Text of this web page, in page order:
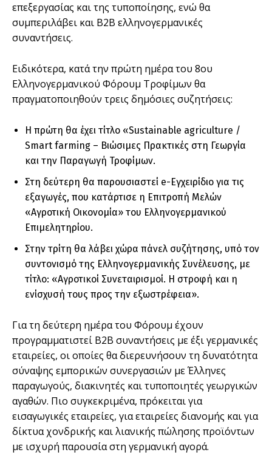
επεξεργασίας και της τυποποίησης, ενώ θα
συμπεριλάβει και Β2Β ελληνογερμανικές
συναντήσεις.
Ειδικότερα, κατά την πρώτη ημέρα του 8ου
Ελληνογερμανικού Φόρουμ Τροφίμων θα
πραγματοποιηθούν τρεις δημόσιες συζητήσεις:
Η πρώτη θα έχει τίτλο «Sustainable agriculture /
Smart farming – Βιώσιμες Πρακτικές στη Γεωργία
και την Παραγωγή Τροφίμων.
Στη δεύτερη θα παρουσιαστεί e-Εγχειρίδιο για τις
εξαγωγές, που κατάρτισε η Επιτροπή Μελών
«Αγροτική Οικονομία» του Ελληνογερμανικού
Επιμελητηρίου.
Στην τρίτη θα λάβει χώρα πάνελ συζήτησης, υπό τον
συντονισμό της Ελληνογερμανικής Συνέλευσης, με
τίτλο: «Αγροτικοί Συνεταιρισμοί. Η στροφή και η
ενίσχυσή τους προς την εξωστρέφεια».
Για τη δεύτερη ημέρα του Φόρουμ έχουν
προγραμματιστεί Β2Β συναντήσεις με έξι γερμανικές
εταιρείες, οι οποίες θα διερευνήσουν τη δυνατότητα
σύναψης εμπορικών συνεργασιών με Έλληνες
παραγωγούς, διακινητές και τυποποιητές γεωργικών
αγαθών. Πιο συγκεκριμένα, πρόκειται για
εισαγωγικές εταιρείες, για εταιρείες διανομής και για
δίκτυα χονδρικής και λιανικής πώλησης προϊόντων
με ισχυρή παρουσία στη γερμανική αγορά.